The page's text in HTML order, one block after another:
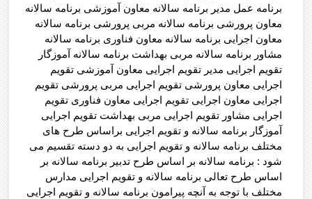
برنامه عمل مدیر برنامه سالانه معاون آموزشی برنامه سالانه
معاون پرورشی برنامه سالانه مربی پرورشی برنامه سالانه
معاون اجرایی برنامه سالانه معاون فناوری برنامه سالانه
مشاور برنامه سالانه مربی بهداشت برنامه سالانه آموزگار
تقویم اجرایی مدیر تقویم اجرایی معاون آموزشی تقویم
اجرایی معاون پرورشی تقویم اجرایی مربی پرورشی تقویم
اجرایی معاون اجرایی تقویم اجرایی معاون فناوری تقویم
اجرایی مشاور تقویم اجرایی مربی بهداشت تقویم اجرایی
آموزگار برنامه سالانه و تقویم اجرایی براساس طرح های
مختلف برنامه سالانه و تقویم اجرایی به دو دسته تقسیم می
شود : برنامه سالانه بر اساس طرح تدبیر برنامه سالانه بر
اساس طرح تعالی برنامه سالانه و تقویم اجرایی مدارس
مختلف با توجه به آنچه پیرامون برنامه سالانه و تقویم اجرایی